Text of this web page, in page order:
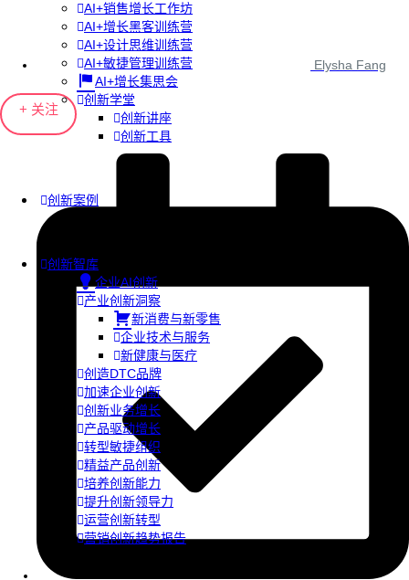
AI+销售增长工作坊
AI+增长黑客训练营
AI+设计思维训练营
AI+敏捷管理训练营
AI+增长集思会
创新学堂
创新讲座
创新工具
创新案例
创新智库
企业AI创新
产业创新洞察
新消费与新零售
企业技术与服务
新健康与医疗
创造DTC品牌
加速企业创新
创新业务增长
产品驱动增长
转型敏捷组织
精益产品创新
培养创新能力
提升创新领导力
运营创新转型
营销创新趋势报告
Elysha Fang
+ 关注